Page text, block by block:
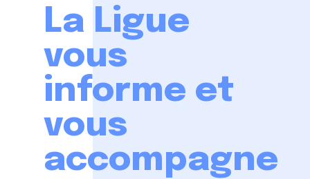
La Ligue
vous
informe et
vous
accompagne